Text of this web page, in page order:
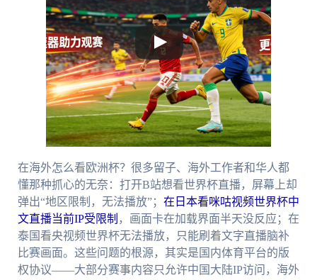
在海外怎么看欧洲杯？很多留子、海外工作者和华人都
懂那种抓心的无奈：打开B站想看世界杯直播，屏幕上却
弹出“地区限制，无法播放”； 在日本看咪咕视频世界杯中
文直播当前IP受限制 ，画面卡在加载界面半天没反应；在
泰国看央视频世界杯无法播放，只能刷着文字直播脑补
比赛画面。这些问题的根源，其实是国内体育平台的版
权协议——大部分赛事内容只允许中国大陆IP访问，海外